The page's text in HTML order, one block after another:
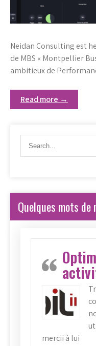
Neidan Consulting est
de MBS « Montpellier
ambitieux de
Read more →
Quelques mots de
mercii à lui